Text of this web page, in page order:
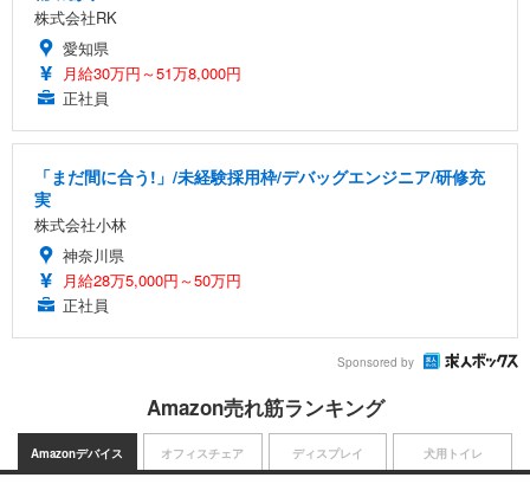
株式会社RK
愛知県
月給30万円～51万8,000円
正社員
「まだ間に合う!」/未経験採用枠/デバッグエンジニア/研修充
実
株式会社小林
神奈川県
月給28万5,000円～50万円
正社員
Sponsored by
Amazon売れ筋ランキング
Amazonデバイス オフィスチェア ディスプレイ 犬用トイレ